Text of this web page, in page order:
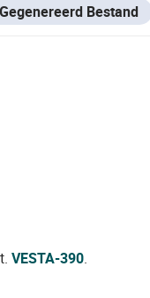
Bestand
VESTA-390.